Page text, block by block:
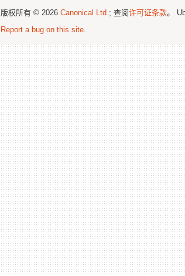
版权所有 © 2026 Canonical Ltd.; 查阅许可证条款。
Report a bug on this site.